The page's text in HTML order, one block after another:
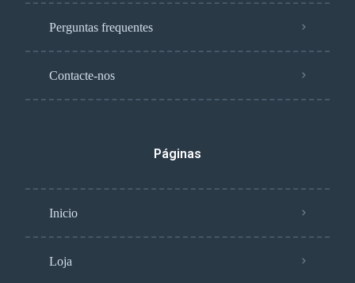
Perguntas frequentes
Contacte-nos
Páginas
Inicio
Loja